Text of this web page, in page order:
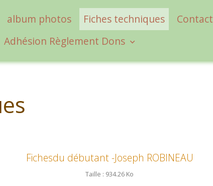
album photos Fiches techniques
Contact
Adhésion Règlement Dons
Fichesdu débutant -Joseph ROBINEAU
Taille : 934.26 Ko